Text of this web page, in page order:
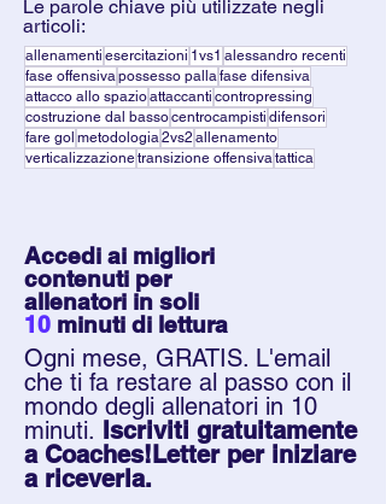
Le parole chiave più utilizzate negli
articoli:
allenamenti esercitazioni 1vs1 alessandro recenti
fase offensivapossesso pallafase difensiva
attacco allo spazioattaccanti contropressing
costruzione dal bassocentrocampisti difensori
fare gol metodologia2vs2 allenamento
verticalizzazionetransizione offensivatattica
Accedi ai migliori
contenuti per
allenatori in soli
10 minuti di lettura
Ogni mese, GRATIS. L'email
che ti fa restare al passo con il
mondo degli allenatori in 10
minuti. Iscriviti gratuitamente
a Coaches!Letter per iniziare
a riceverla.